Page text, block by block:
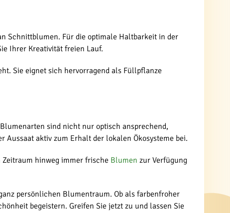
Schnittblumen. Für die optimale Haltbarkeit in der
Ihrer Kreativität freien Lauf.
Sie eignet sich hervorragend als Füllpflanze
sind nicht nur optisch ansprechend,
aktiv zum Erhalt der lokalen Ökosysteme bei.
hinweg immer frische Blumen zur Verfügung
persönlichen Blumentraum. Ob als farbenfroher
begeistern. Greifen Sie jetzt zu und lassen Sie